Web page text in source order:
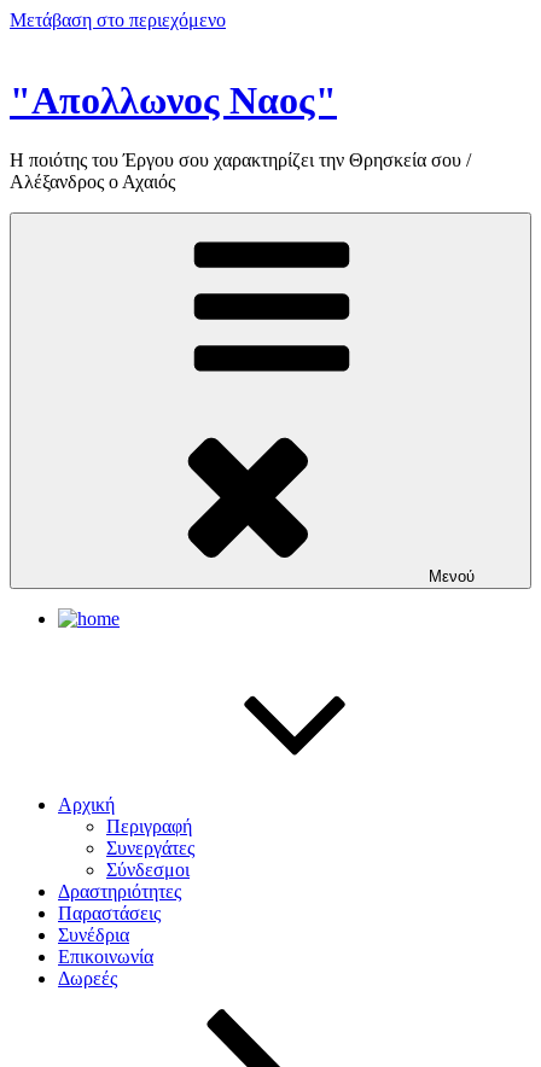
Μετάβαση στο περιεχόμενο
"Απολλωνος Ναος"
Η ποιότης του Έργου σου χαρακτηρίζει την Θρησκεία σου /
Αλέξανδρος ο Αχαιός
Μενού
Αρχική
Περιγραφή
Συνεργάτες
Σύνδεσμοι
Δραστηριότητες
Παραστάσεις
Συνέδρια
Επικοινωνία
Δωρεές